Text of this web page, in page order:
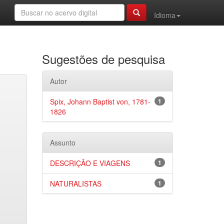
Idioma
Sugestões de pesquisa
Autor
1
Spix, Johann Baptist von, 1781-
1826
Assunto
1
DESCRIÇÃO E VIAGENS
1
NATURALISTAS